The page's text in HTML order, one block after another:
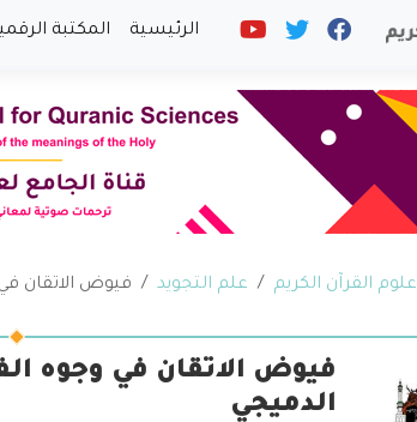
الرئيسية المكتبة
علوم القرآن الكريم علم التجويد فيوض الاتقان
فيوض الاتقان في وجوه
الدميجي